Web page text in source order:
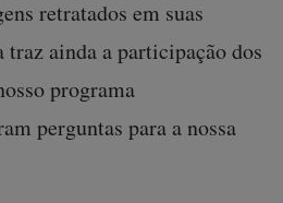
retratados em suas
traz ainda a participação dos
programa
perguntas para a nossa